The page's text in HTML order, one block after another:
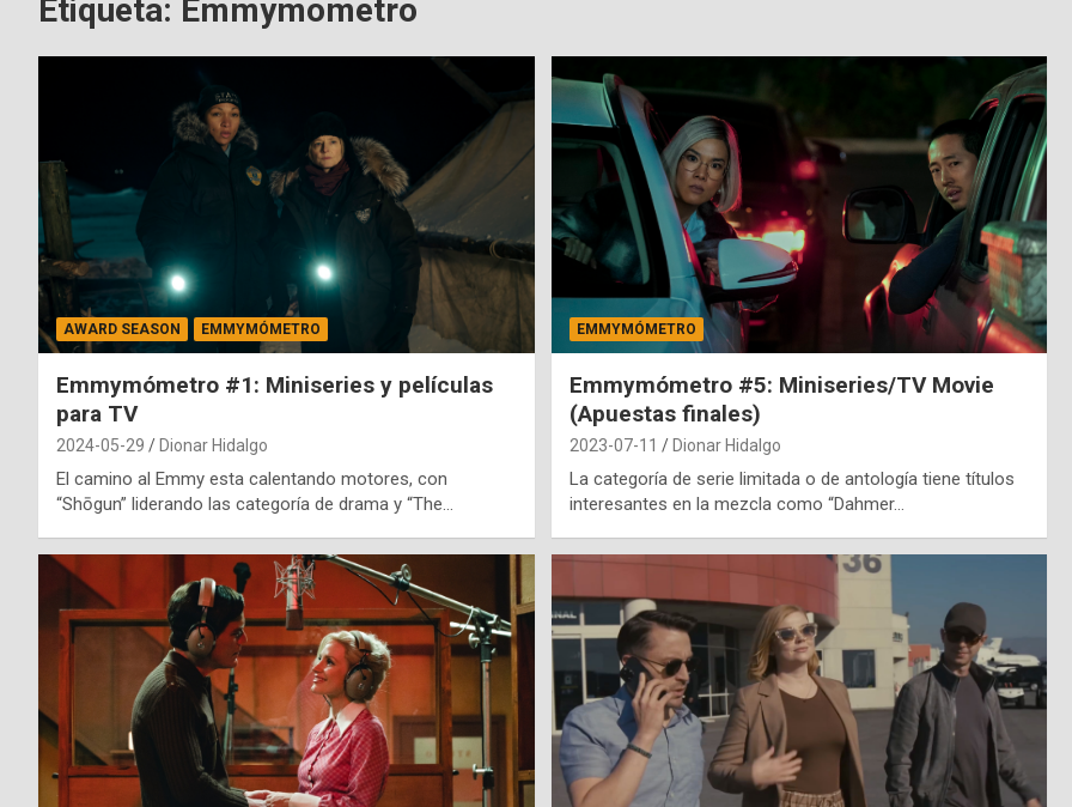
Etiqueta: Emmymometro
AWARD SEASON EMMYMÓMETRO
Emmymómetro #1: Miniseries y películas
para TV
2024-05-29 Dionar Hidalgo
El camino al Emmy esta calentando motores, con
“Shōgun” liderando las categoría de drama y “The…
EMMYMÓMETRO
Emmymómetro #5: Miniseries/TV Movie
(Apuestas finales)
2023-07-11 Dionar Hidalgo
La categoría de serie limitada o de antología tiene títulos
interesantes en la mezcla como “Dahmer…